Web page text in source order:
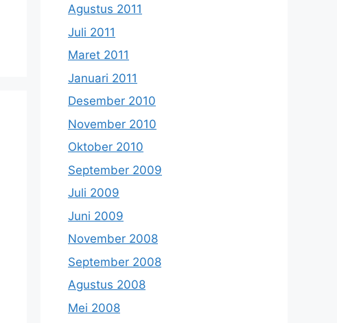
Agustus 2011
Juli 2011
Maret 2011
Januari 2011
Desember 2010
November 2010
Oktober 2010
September 2009
Juli 2009
Juni 2009
November 2008
September 2008
Agustus 2008
Mei 2008